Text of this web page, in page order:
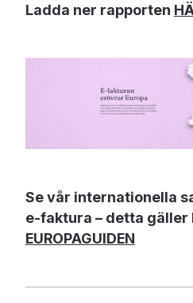
Ladda ner rapporten
Se vår internationella
e-faktura – detta gäller
EUROPAGUIDEN